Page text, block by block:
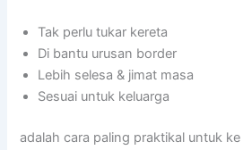
Tak perlu tukar kereta
Di bantu urusan border
Lebih selesa & jimat masa
Sesuai untuk keluarga
adalah cara paling praktikal untuk